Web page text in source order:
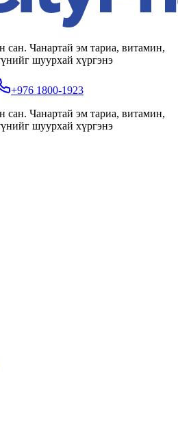
сан. Чанартай эм тариа, витамин,
шуурхай хүргэнэ
+976 1800-1923
сан. Чанартай эм тариа, витамин,
шуурхай хүргэнэ